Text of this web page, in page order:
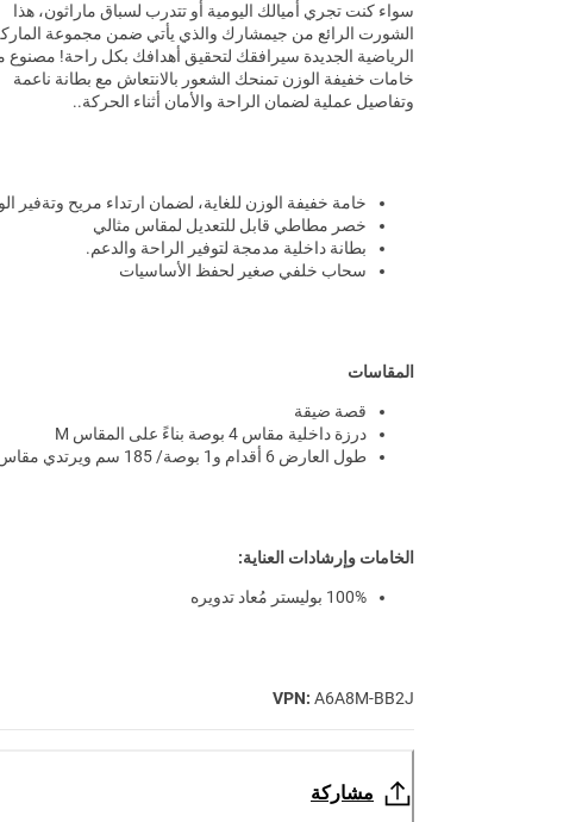
سواء كنت تجري أميالك اليومية أو تتدرب لسباق ماراثون، هذا
الشورت الرائع من جيمشارك والذي يأتي ضمن مجموعة
الرياضية الجديدة سيرافقك لتحقيق أهدافك بكل راحة! مصنوع
خامات خفيفة الوزن تمنحك الشعور بالانتعاش مع بطانة ناعمة
وتفاصيل عملية لضمان الراحة والأمان أثناء الحركة..
خامة خفيفة الوزن للغاية، لضمان ارتداء مريح وتةفير
خصر مطاطي قابل للتعديل لمقاس مثالي
بطانة داخلية مدمجة لتوفير الراحة والدعم.
سحاب خلفي صغير لحفظ الأساسيات
المقاسات
قصة ضيقة
درزة داخلية مقاس 4 بوصة بناءً على المقاس M
طول العارض 6 أقدام و1 بوصة/ 185 سم ويرتدي مقاس M
الخامات وإرشادات العناية:
100% بوليستر مُعاد تدويره
VPN: A6A8M-BB2J
مشاركة